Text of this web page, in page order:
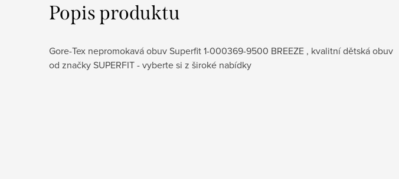
Popis produktu
Gore-Tex nepromokavá obuv Superfit 1-000369-9500 BREEZE , kvalitní dětská obuv
od značky SUPERFIT - vyberte si z široké nabídky